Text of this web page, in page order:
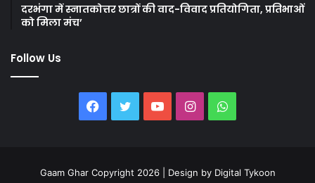
दरभंगा में स्नातकोत्तर छात्रों की वाद-विवाद प्रतियोगिता, प्रतिभाओं
को मिला मंच’
Follow Us
Facebook
TwitterYouTubeInstagramWhatsApp
Gaam Ghar Copyright 2026 | Design by Digital Tykoon